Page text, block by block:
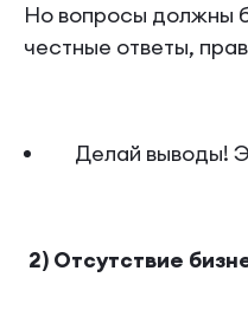
Но вопросы должны
честные ответы,
Делай выводы!
2) Отсутствие